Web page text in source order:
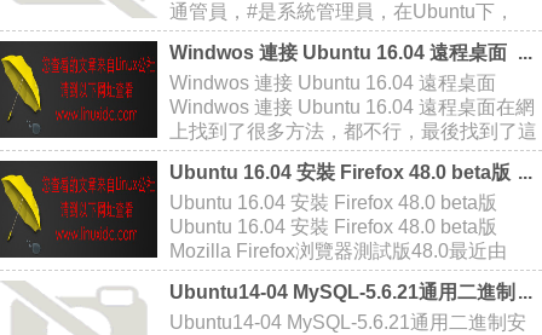
通管員，#是系統管理員，在Ubuntu下，
root用戶默認是沒有密碼的，因此也就無法
使用（據說是為了安全）。想用root的話，
得給root用戶設置一個密碼：sudo p
Windwos 連接 Ubuntu 16.04 遠程桌面
Windwos 連接 Ubuntu 16.04 遠程桌面
Windwos 連接 Ubuntu 16.04 遠程桌面在網
上找到了很多方法，都不行，最後找到了這
個。Linux遠程Windows就方便多了，直接
用自帶的遠程桌面客戶端就行了。 1、設置
Ubun
Ubuntu 16.04 安裝 Firefox 48.0 beta版
Ubuntu 16.04 安裝 Firefox 48.0 beta版
Ubuntu 16.04 安裝 Firefox 48.0 beta版
Mozilla Firefox浏覽器測試版48.0最近由
Mozilla團隊發布。一個顯著的特點是對惡意
軟件的下載
Ubuntu14-04 MySQL-5.6.21通用二進制
安裝，mysql5.6二進制包下載
Ubuntu14-04 MySQL-5.6.21通用二進制安